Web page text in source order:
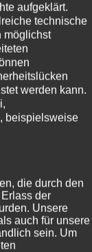
weiß,
aufgeklärt.
technische
möglichst
werden kann.
beispielsweise
die durch den
der
Unsere
auch für unsere
sein. Um